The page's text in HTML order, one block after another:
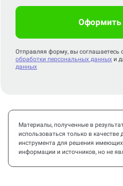
Оформить
Отправляя форму, вы соглашаетесь
обработки персональных данных и
данных
Материалы, полученные в
использоваться только в качестве
инструмента для решения
информации и источников, но не